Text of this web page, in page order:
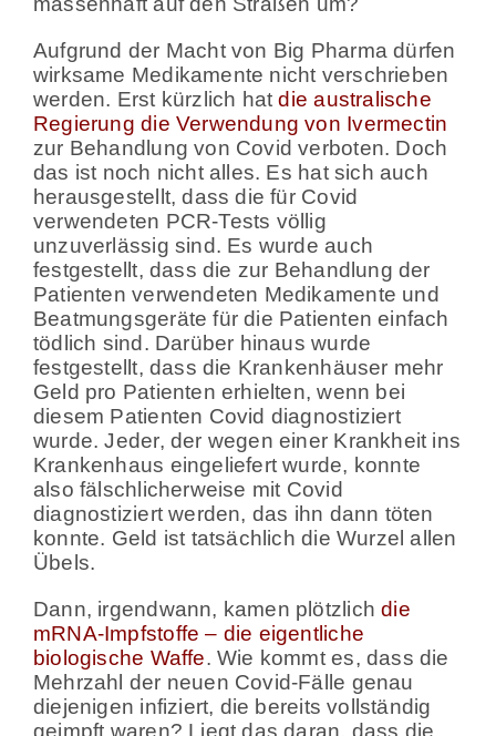
Aufgrund der Macht von Big Pharma dürfen
wirksame Medikamente nicht verschrieben
werden. Erst kürzlich hatdie australische
Regierung die Verwendung von Ivermectin
zur Behandlung von Covid verboten. Doch
das ist noch nicht alles. Es hat sich auch
herausgestellt, dass die für Covid
verwendeten PCR-Tests völlig
unzuverlässig sind. Es wurde auch
festgestellt, dass die zur Behandlung der
Patienten verwendeten Medikamente und
Beatmungsgeräte für die Patienten einfach
tödlich sind. Darüber hinaus wurde
festgestellt, dass die Krankenhäuser mehr
Geld pro Patienten erhielten, wenn bei
diesem Patienten Covid diagnostiziert
wurde. Jeder, der wegen einer Krankheit ins
Krankenhaus eingeliefert wurde, konnte
also fälschlicherweise mit Covid
diagnostiziert werden, das ihn dann töten
konnte. Geld ist tatsächlich die Wurzel allen
Übels.
Dann, irgendwann, kamen plötzlichdie
mRNA-Impfstoffe – die eigentliche
biologische Waffe. Wie kommt es, dass die
Mehrzahl der neuen Covid-Fälle genau
diejenigen infiziert, die bereits vollständig
geimpft waren? Liegt das daran, dass die